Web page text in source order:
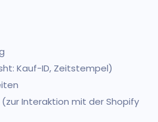
Kauf-ID, Zeitstempel)
(zur Interaktion mit der Shopify